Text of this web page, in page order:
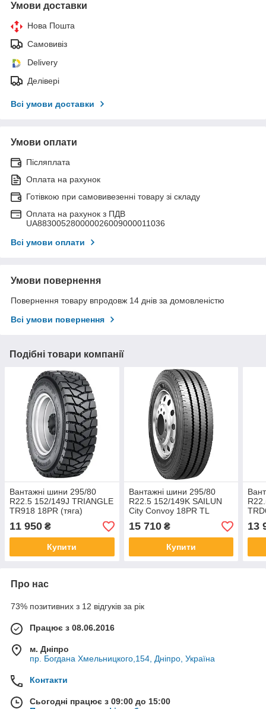
Умови доставки
Нова Пошта
Самовивіз
Delivery
Делівері
Всі умови доставки
Умови оплати
Післяплата
Оплата на рахунок
Готівкою при самовивезенні товару зі складу
Оплата на рахунок з ПДВ
UA883005280000026009000011036
Всі умови оплати
Умови повернення
Повернення товару впродовж 14 днів за домовленістю
Всі умови повернення
Подібні товари компанії
Вантажні шини 295/80
R22.5 152/149J TRIANGLE
TR918 18PR (тяга)
11 950 ₴
Купити
Вантажні шини 295/80
R22.5 152/149K SAILUN
City Convoy 18PR TL
15 710₴
Купити
13
Про нас
73% позитивних з 12 відгуків за рік
Працює з 08.06.2016
м. Дніпро
пр. Богдана Хмельницкого,154, Дніпро, Україна
Контакти
Сьогодні працює з 09:00 до 15:00